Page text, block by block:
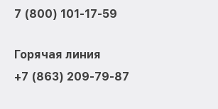
7 (800) 101-17-59
Горячая линия
+7 (863) 209-79-87